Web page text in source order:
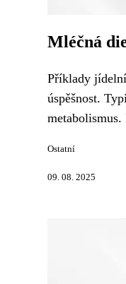
Mléčná
Příklady
úspěšnost.
Ostatní
09. 08. 2025